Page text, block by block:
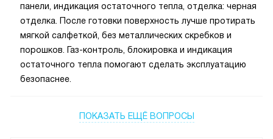
панели, индикация остаточного тепла, отделка: черная
отделка. После готовки поверхность лучше протирать
мягкой салфеткой, без металлических скребков и
порошков. Газ-контроль, блокировка и индикация
остаточного тепла помогают сделать эксплуатацию
безопаснее.
ПОКАЗАТЬ ЕЩЁ ВОПРОСЫ